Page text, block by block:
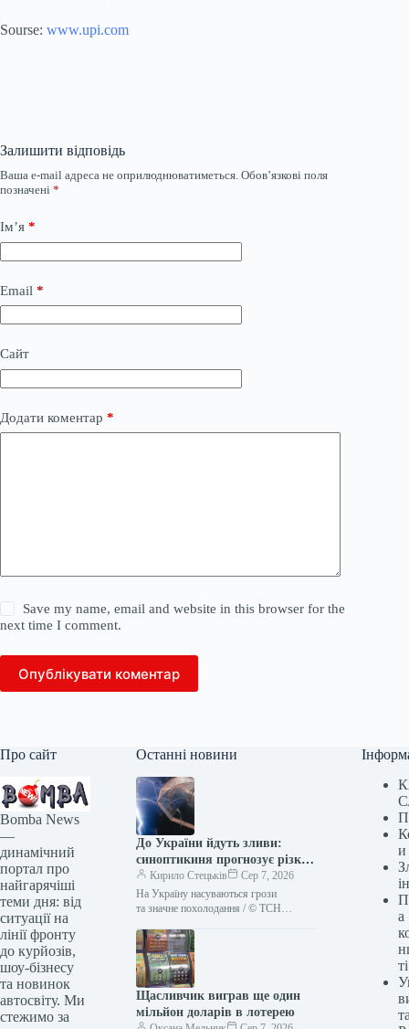
Sourse: www.upi.com
Залишити відповідь
Ваша e-mail адреса не оприлюднюватиметься. Обов’язкові поля
позначені *
Ім’я *
Email *
Сайт
Додати коментар *
Save my name, email and website in this browser for the
next time I comment.
Опублікувати коментар
Про сайт
Bomba News
—
динамічний
портал про
найгарячіші
теми дня: від
ситуації на
лінії фронту
до курйозів,
шоу-бізнесу
та новинок
автосвіту. Ми
стежимо за
Останні новини
До України йдуть зливи:
синоптикиня прогнозує різке
похолодання
Кирило Стецьків
Сер 7, 2026
На Україну насуваються грози
та значне похолодання / © ТСН
кардинально зміниться: виснажливу
спеку замінить комфортна
прохолода…
Щасливчик виграв ще один
мільйон доларів в лотерею
и
а
ті